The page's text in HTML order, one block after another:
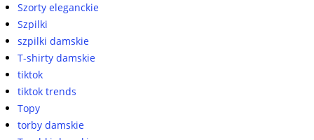
Szorty eleganckie
Szpilki
szpilki damskie
T-shirty damskie
tiktok
tiktok trends
Topy
torby damskie